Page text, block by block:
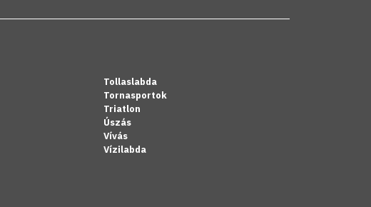
Tollaslabda
Tornasportok
Triatlon
Úszás
Vívás
Vízilabda